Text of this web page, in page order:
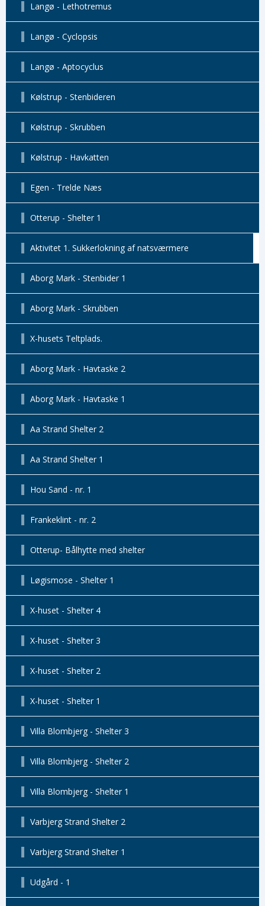
Langø - Lethotremus
Langø - Cyclopsis
Langø - Aptocyclus
Kølstrup - Stenbideren
Kølstrup - Skrubben
Kølstrup - Havkatten
Egen - Trelde Næs
Otterup - Shelter 1
Aktivitet 1. Sukkerlokning af natsværmere
Aborg Mark - Stenbider 1
Aborg Mark - Skrubben
X-husets Teltplads.
Aborg Mark - Havtaske 2
Aborg Mark - Havtaske 1
Aa Strand Shelter 2
Aa Strand Shelter 1
Hou Sand - nr. 1
Frankeklint - nr. 2
Otterup- Bålhytte med shelter
Løgismose - Shelter 1
X-huset - Shelter 4
X-huset - Shelter 3
X-huset - Shelter 2
X-huset - Shelter 1
Villa Blombjerg - Shelter 3
Villa Blombjerg - Shelter 2
Villa Blombjerg - Shelter 1
Varbjerg Strand Shelter 2
Varbjerg Strand Shelter 1
Udgård - 1